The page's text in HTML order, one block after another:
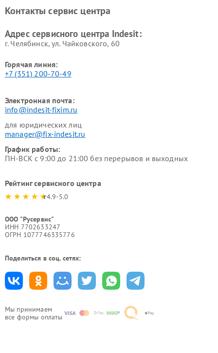
Мы принимаем
все формы оплаты
Indesit
Indesit
Контакты сервис центра
Адрес сервисного центра Indesit:
г. Челябинск, ул. Чайковского, 60
Горячая линия:
+7 (351) 200-70-49
Электронная почта:
info@indesit-fixim.ru
для юридических лиц
manager@fix-indesit.ru
График работы:
ПН-ВСК с 9:00 до 21:00 без перерывов и выходных
Рейтинг сервисного центра
4.9-5.0
ООО "Русервис"
ИНН 7702633247
ОГРН 1077746335776
Поделиться в соц. сетях: